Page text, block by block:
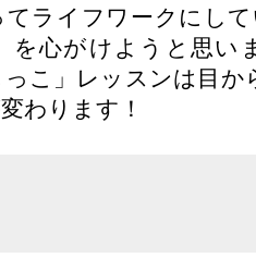
ライフワークにし
を心がけようと思
こ」レッスンは目
わります！